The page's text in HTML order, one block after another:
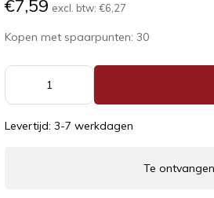
€7,59 excl. btw:€6,27
Kopen met spaarpunten:30
Levertijd: 3-7 werkdagen
Te